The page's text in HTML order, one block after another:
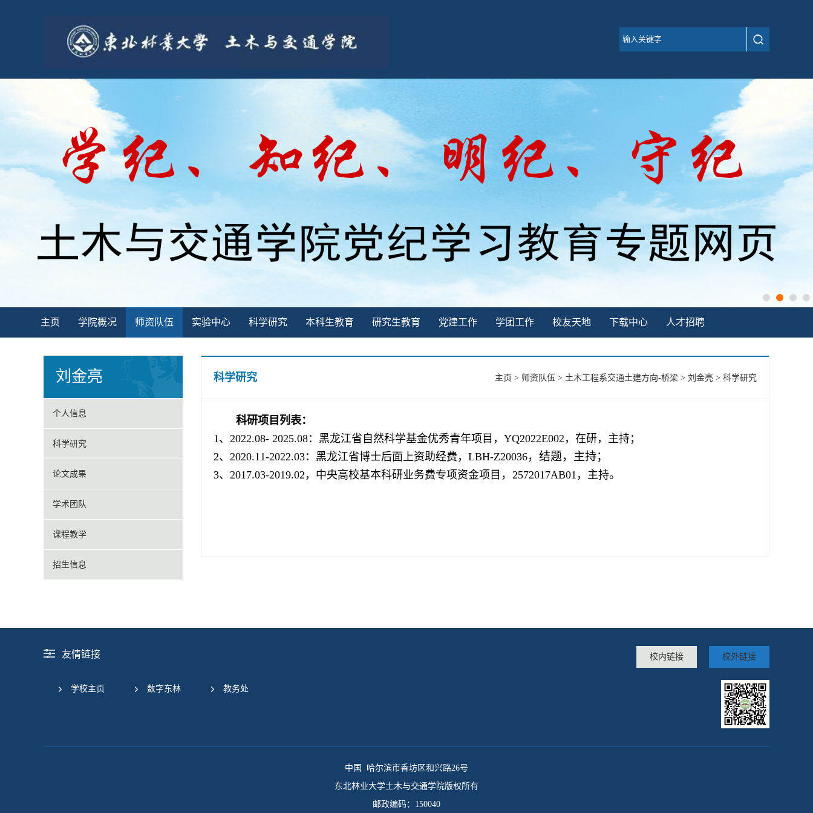
主页 学院概况 师资队伍 实验中心 科学研究 本科生教育 研究生教育 党建工作 学团工作 校友天地 下载中心 人才招聘
刘金亮
个人信息
科学研究
论文成果
学术团队
课程教学
招生信息
科学研究 主页 > 师资队伍 > 土木工程系交通土建方向-桥梁 > 刘金亮 > 科学研究
科研项目列表：
1、 2022.08- 2025.08：黑龙江省自然科学基金优秀青年项目，YQ2022E002，在研，主持；
2、 2020.11-2022.03：黑龙江省博士后面上资助经费 ， LBH-Z20036， 结题，主持；
3、 2017.03-2019.02 ，中央高校基本科研业务费专项资金项目 ， 2572017AB01， 主持。
友情链接 校外链接
校内链接
学校主页 数字东林 教务处
中国 哈尔滨市香坊区和兴路26号
东北林业大学土木与交通学院版权所有
邮政编码：150040